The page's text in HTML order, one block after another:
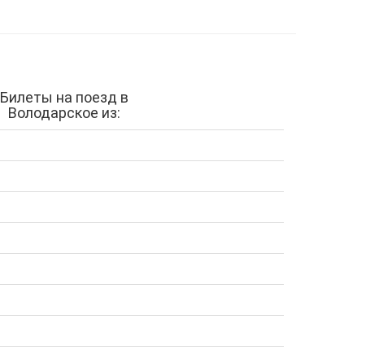
Билеты на поезд в
Володарское из: